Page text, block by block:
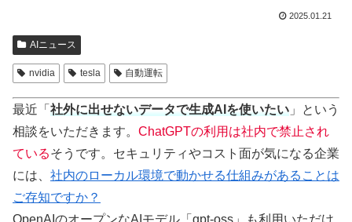
2025.01.21
AIニュース
nvidia tesla 自動運転
最近「 社外に出せないデータで生成AIを使いたい 」という
相談をいただきます。 ChatGPTの利用は社内で禁止され
ているそうです。セキュリティやコスト面が気になる企業
には、 社内のローカル環境で動かせる仕組みがあることは
ご存知ですか？